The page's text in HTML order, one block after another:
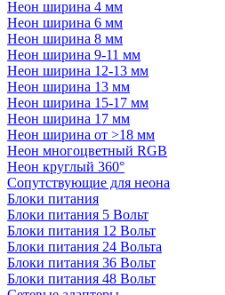
Неон ширина 4 мм
Неон ширина 6 мм
Неон ширина 8 мм
Неон ширина 9-11 мм
Неон ширина 12-13 мм
Неон ширина 13 мм
Неон ширина 15-17 мм
Неон ширина 17 мм
Неон ширина от >18 мм
Неон многоцветный RGB
Неон круглый 360°
Сопутствующие для неона
Блоки питания
Блоки питания 5 Вольт
Блоки питания 12 Вольт
Блоки питания 24 Вольта
Блоки питания 36 Вольт
Блоки питания 48 Вольт